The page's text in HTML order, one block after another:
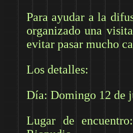
Para ayudar a la
organizado una
evitar pasar mucho
Los detalles:
Día: Domingo 12 de
Lugar de